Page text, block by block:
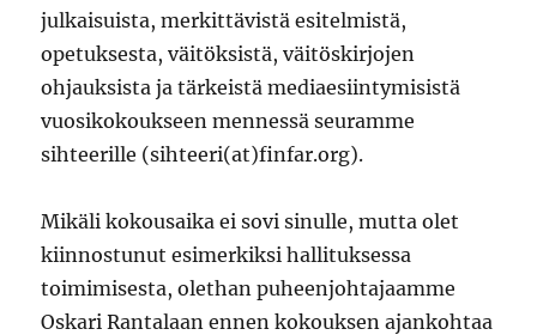
julkaisuista, merkittävistä esitelmistä,
opetuksesta, väitöksistä, väitöskirjojen
ohjauksista ja tärkeistä mediaesiintymisistä
vuosikokoukseen mennessä seuramme
sihteerille (sihteeri(at)finfar.org).
Mikäli kokousaika ei sovi sinulle, mutta olet
kiinnostunut esimerkiksi hallituksessa
toimimisesta, olethan puheenjohtajaamme
Oskari Rantalaan ennen kokouksen ajankohtaa